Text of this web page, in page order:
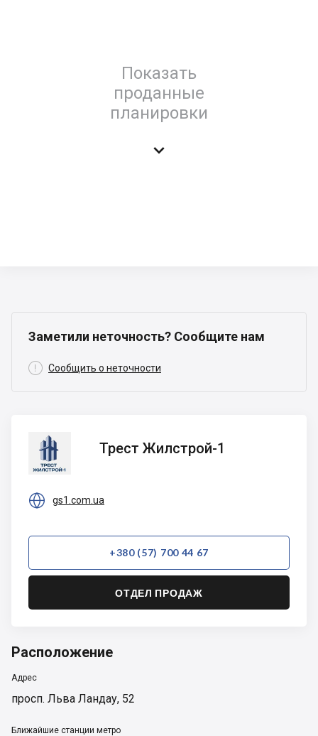
Показать
проданные
планировки

Заметили неточность? Сообщите нам
 Сообщить о неточности
Трест
Жилстрой-1
Трест Жилстрой-1
 gs1.com.ua
+380 (57) 700 44 67
ОТДЕЛ ПРОДАЖ
Расположение
Адрес
просп. Льва Ландау, 52
Ближайшие станции метро